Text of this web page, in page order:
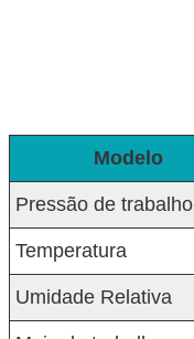
Modelo
Pressão de trabalho
Temperatura
Umidade Relativa